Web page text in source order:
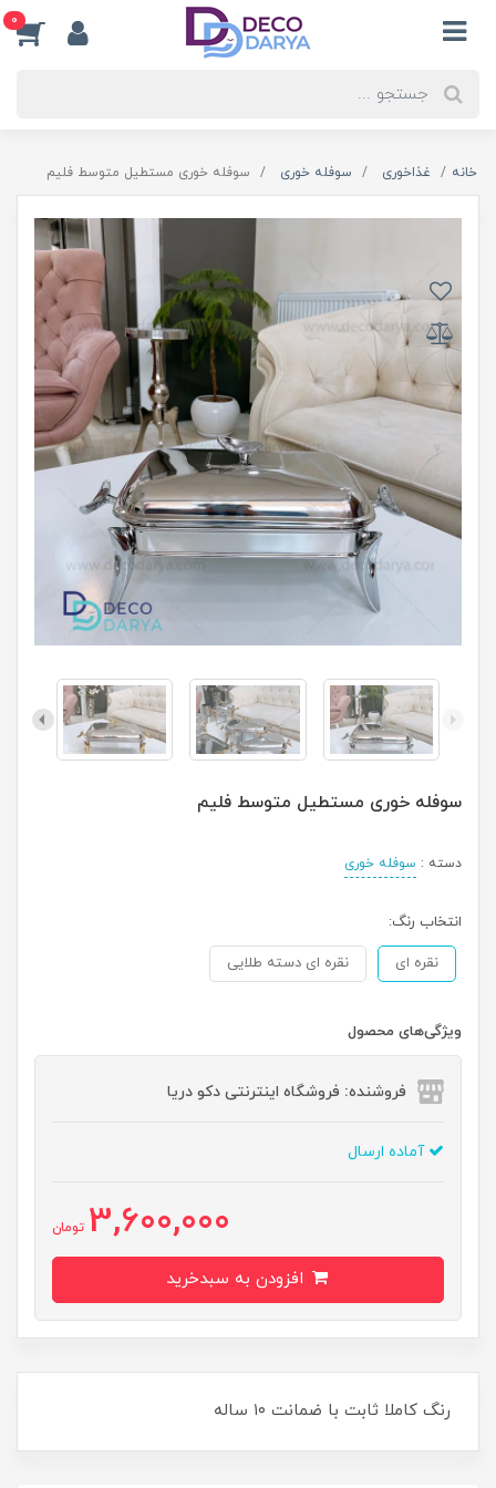
0
خانه غذاخوری سوفله خوری سوفله خوری مستطیل متوسط فلیم
سوفله خوری مستطیل متوسط فلیم
دسته : سوفله خوری
انتخاب رنگ:
نقره ای نقره ای دسته طلایی
ویژگی‌های محصول
فروشنده: فروشگاه اینترنتی دکو دریا
آماده ارسال
3,600,000 تومان
رنگ کاملا ثابت با ضمانت ۱۰ ساله